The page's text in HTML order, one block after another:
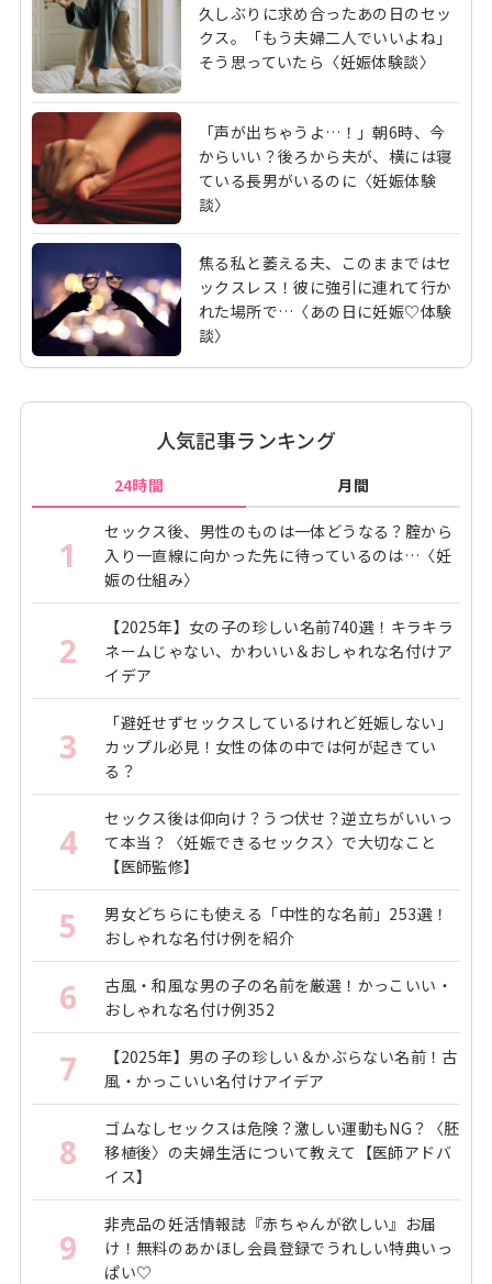
久しぶりに求め合ったあの日のセッ
クス。「もう夫婦二人でいいよね」
そう思っていたら〈妊娠体験談〉
「声が出ちゃうよ…！」朝6時、今
からいい？後ろから夫が、横には寝
ている長男がいるのに〈妊娠体験
談〉
焦る私と萎える夫、このままではセ
ックスレス！彼に強引に連れて行か
れた場所で…〈あの日に妊娠♡体験
談〉
人気記事ランキング
24時間 月間
1
セックス後、男性のものは一体どうなる？腟から
入り一直線に向かった先に待っているのは…〈妊
娠の仕組み〉
2
【2025年】女の子の珍しい名前740選！キラキラ
ネームじゃない、かわいい＆おしゃれな名付けア
イデア
3
「避妊せずセックスしているけれど妊娠しない」
カップル必見！女性の体の中では何が起きてい
る？
4
セックス後は仰向け？うつ伏せ？逆立ちがいいっ
て本当？〈妊娠できるセックス〉で大切なこと
【医師監修】
5
男女どちらにも使える「中性的な名前」253選！
おしゃれな名付け例を紹介
6
古風・和風な男の子の名前を厳選！かっこいい・
おしゃれな名付け例352
7
【2025年】男の子の珍しい＆かぶらない名前！古
風・かっこいい名付けアイデア
8
ゴムなしセックスは危険？激しい運動もNG？〈胚
移植後〉の夫婦生活について教えて【医師アドバ
イス】
9
非売品の妊活情報誌『赤ちゃんが欲しい』お届
け！無料のあかほし会員登録でうれしい特典いっ
ぱい♡